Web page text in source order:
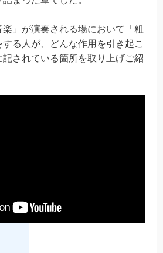
」が演奏される場において「粗
る人が、どんな作用を引き起こ
記されている箇所を取り上げご紹